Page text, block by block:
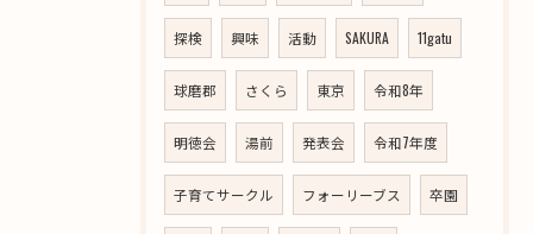
探検 興味 活動 SAKURA 11gatu
球磨郡 さくら 東京 令和8年
明徳会 湯前 発表会 令和7年度
子育てサークル フォーリーブス 卒園